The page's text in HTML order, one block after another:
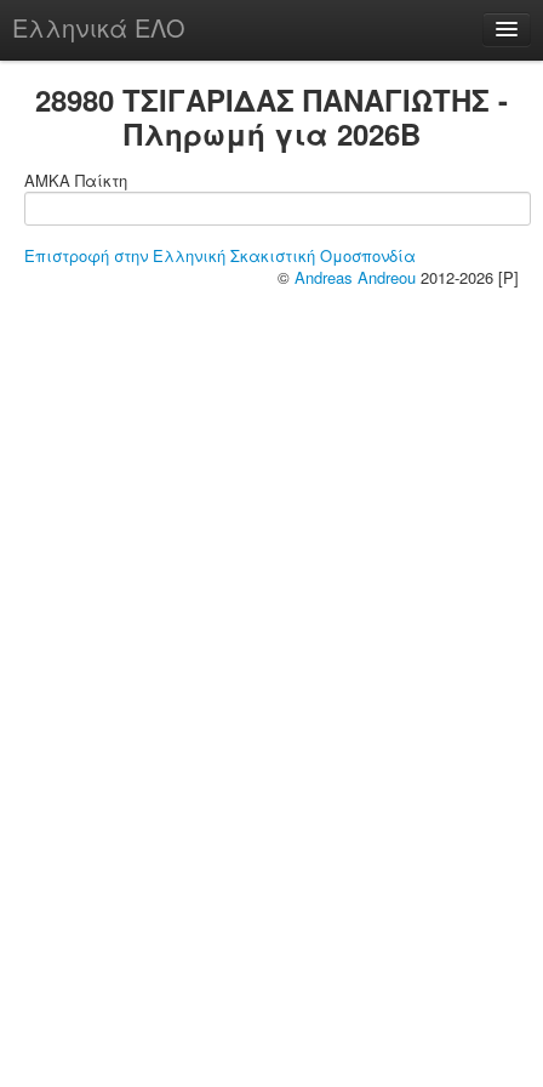
Ελληνικά ΕΛΟ
chesstu.be @ discord
28980 ΤΣΙΓΑΡΙΔΑΣ ΠΑΝΑΓΙΩΤΗΣ -
Πληρωμή για 2026B
ΑΜΚΑ Παίκτη
Επιστροφή στην Ελληνική Σκακιστική Ομοσπονδία
© Andreas Andreou 2012-2026 [P]